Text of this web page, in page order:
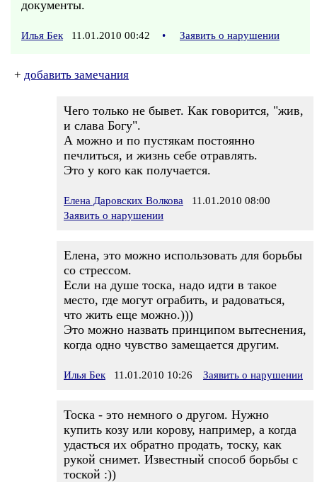
документы.
Илья Бек 11.01.2010 00:42 • Заявить о нарушении
+ добавить замечания
Чего только не бывет. Как говорится, "жив,
и слава Богу".
А можно и по пустякам постоянно
печлиться, и жизнь себе отравлять.
Это у кого как получается.
Елена Даровских Волкова 11.01.2010 08:00
Заявить о нарушении
Елена, это можно использовать для борьбы
со стрессом.
Если на душе тоска, надо идти в такое
место, где могут ограбить, и радоваться,
что жить еще можно.)))
Это можно назвать принципом вытеснения,
когда одно чувство замещается другим.
Илья Бек 11.01.2010 10:26 Заявить о нарушении
Тоска - это немного о другом. Нужно
купить козу или корову, например, а когда
удасться их обратно продать, тоску, как
рукой снимет. Известный способ борьбы с
тоской :))